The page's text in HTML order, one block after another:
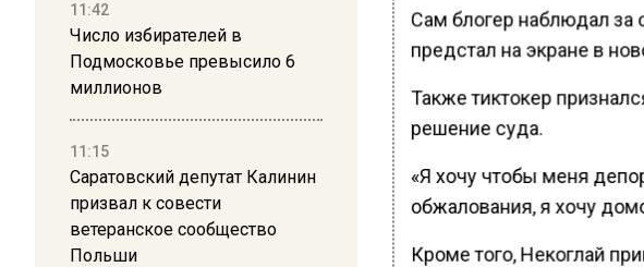
11:42
Число избирателей в
Подмосковье превысило 6
миллионов
11:15
Саратовский депутат Калинин
призвал к совести
ветеранское сообщество
Польши
Сам блогер наблюдал
предстал на экране в
Также тиктокер
решение суда.
«Я хочу чтобы меня
обжалования, я хочу
Кроме того, Некоглай